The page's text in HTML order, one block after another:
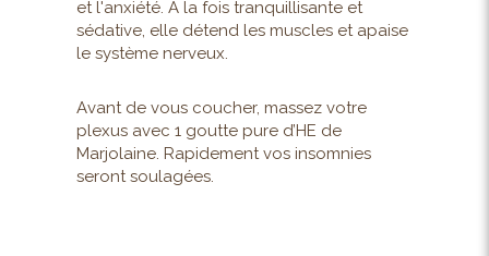
et l'anxiété. À la fois tranquillisante et
sédative, elle détend les muscles et apaise
le système nerveux.
Avant de vous coucher, massez votre
plexus avec 1 goutte pure d’HE de
Marjolaine. Rapidement vos insomnies
seront soulagées.